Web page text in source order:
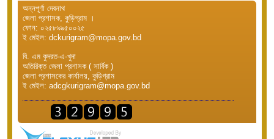
অন্নপূর্ণা দেবনাথ
জেলা প্রশাসক, কুড়িগ্রাম ।
ফোন: ০২৫৮৯৯৫০০২৫
ই মেইল: dckurigram@mopa.gov.bd
বি. এম কুদরত-এ-খুদা
অতিরিক্ত জেলা প্রশাসক ( সার্বিক )
জেলা প্রশাসকের কার্যালয়, কুড়িগ্রাম
ই মেইল: adcgkurigram@mopa.gov.bd